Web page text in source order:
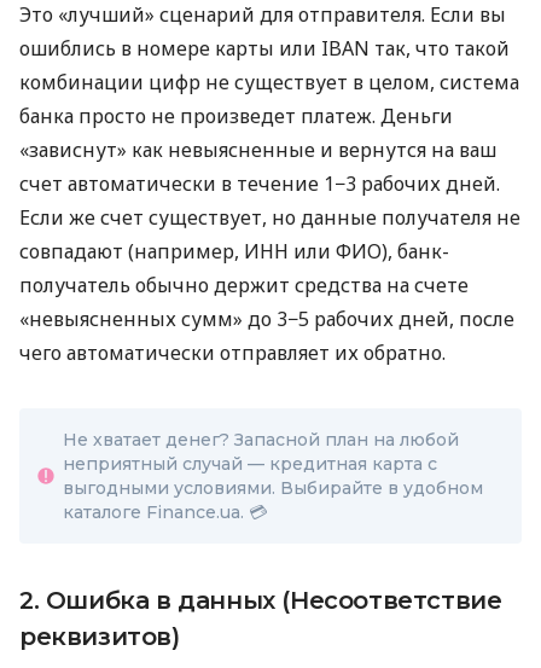
Это «лучший» сценарий для отправителя. Если вы
ошиблись в номере карты или IBAN так, что такой
комбинации цифр не существует в целом, система
банка просто не произведет платеж. Деньги
«зависнут» как невыясненные и вернутся на ваш
счет автоматически в течение 1−3 рабочих дней.
Если же счет существует, но данные получателя не
совпадают (например, ИНН или ФИО), банк-
получатель обычно держит средства на счете
«невыясненных сумм» до 3−5 рабочих дней, после
чего автоматически отправляет их обратно.
Не хватает денег? Запасной план на любой
неприятный случай — кредитная карта с
выгодными условиями. Выбирайте в удобном
каталоге Finance.ua. 💳
2. Ошибка в данных (Несоответствие
реквизитов)